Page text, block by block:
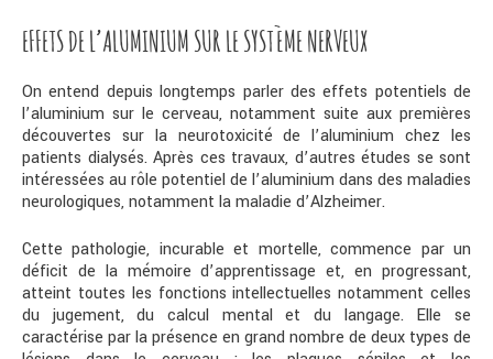
EFFETS DE L’ALUMINIUM SUR LE SYSTÈME NERVEUX
On entend depuis longtemps parler des effets potentiels de
l’aluminium sur le cerveau, notamment suite aux premières
découvertes sur la neurotoxicité de l’aluminium chez les
patients dialysés. Après ces travaux, d’autres études se sont
intéressées au rôle potentiel de l’aluminium dans des maladies
neurologiques, notamment la maladie d’Alzheimer.
Cette pathologie, incurable et mortelle, commence par un
déficit de la mémoire d’apprentissage et, en progressant,
atteint toutes les fonctions intellectuelles notamment celles
du jugement, du calcul mental et du langage. Elle se
caractérise par la présence en grand nombre de deux types de